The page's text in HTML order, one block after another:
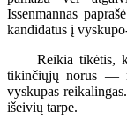
Issenmannas
kandidatus į
Reikia tikėtis,
tikinčiųjų norus —
vyskupas
išeivių tarpe.